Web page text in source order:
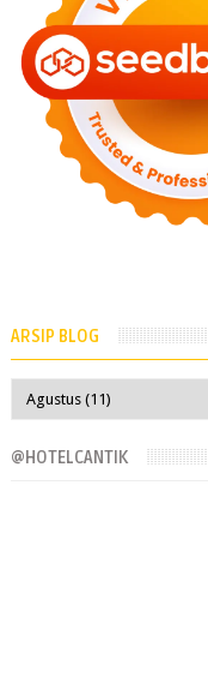
ARSIP BLOG
@HOTELCANTIK